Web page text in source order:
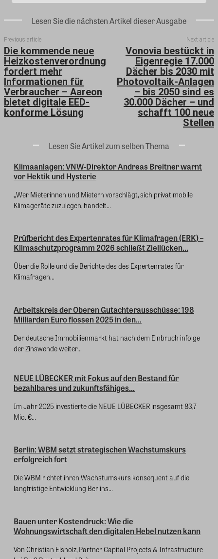
Lesen Sie die nächsten Artikel dieser Ausgabe
Previous article
Die kommende neue
Heizkostenverordnung
fordert mehr
Informationen für
Verbraucher – Aareon
bietet digitale EED-
konforme Lösung
Next article
Vonovia bestückt in
Eigenregie 17.000
Dächer bis 2030 mit
Photovoltaik-Anlagen
– bis 2050 sind es
30.000 Dächer – und
schafft 100 neue
Stellen
Lesen Sie Artikel zum selben Thema
Klimaanlagen: VNW-Direktor Andreas Breitner warnt
vor Hektik und Hysterie
„Wer Mieterinnen und Mietern vorschlägt, sich privat mobile
Klimageräte zuzulegen, handelt...
Prüfbericht des Expertenrates für Klimafragen (ERK) –
Klimaschutzprogramm 2026 schließt Ziellücken...
Über die Rolle und die Berichte des des Expertenrates für
Klimafragen...
Arbeitskreis der Oberen Gutachterausschüsse: 198
Milliarden Euro flossen 2025 in den...
Der deutsche Immobilienmarkt hat nach dem Einbruch infolge
der Zinswende weiter...
NEUE LÜBECKER mit Fokus auf den Bestand für
bezahlbares und zukunftsfähiges...
Im Jahr 2025 investierte die NEUE LÜBECKER insgesamt 83,7
Mio. €...
Berlin: WBM setzt strategischen Wachstumskurs
erfolgreich fort
Die WBM richtet ihren Wachstumskurs konsequent auf die
langfristige Entwicklung Berlins...
Bauen unter Kostendruck: Wie die
Wohnungswirtschaft den digitalen Hebel nutzen kann
Von Christian Elsholz, Partner Capital Projects & Infrastructure